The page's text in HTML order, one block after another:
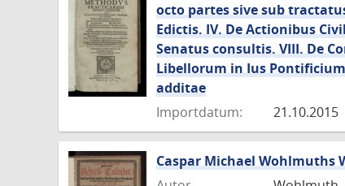
octo partes sive sub
Edictis. IV. De Actionibus
Senatus consultis. VIII. De
Libellorum in Ius
additae
Importdatum:
21.10.2015
Caspar Michael Wohlmuths